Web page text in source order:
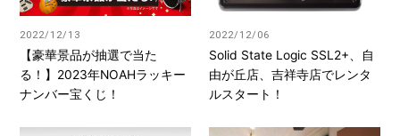
2022/12/13
【豪華景品が抽選で当た
る！】2023年NOAHラッキー
ナンバー宝くじ！
2022/12/06
Solid State Logic SSL2+、自
由が丘店、吉祥寺店でレンタ
ルスタート！